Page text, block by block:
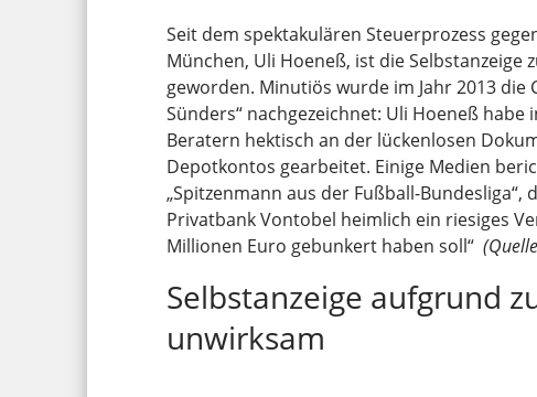
Seit dem spektakulären Steuerprozess
München, Uli Hoeneß, ist die
geworden. Minutiös wurde im Jahr 2013
Sünders“ nachgezeichnet: Uli Hoeneß
Beratern hektisch an der lückenlosen
Depotkontos gearbeitet. Einige Medien
„Spitzenmann aus der Fußball-
Privatbank Vontobel heimlich ein riesiges
Millionen Euro gebunkert haben soll“
Selbstanzeige aufgrund
unwirksam